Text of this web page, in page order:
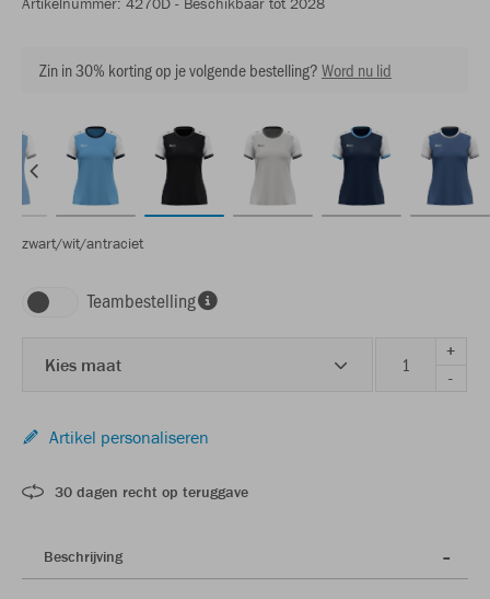
Zin in 30% korting op je volgende bestelling?Word nu lid
zwart/wit/antraciet
Teambestelling
Kies maat
+
-
Artikel personaliseren
30 dagen recht op teruggave
Beschrijving